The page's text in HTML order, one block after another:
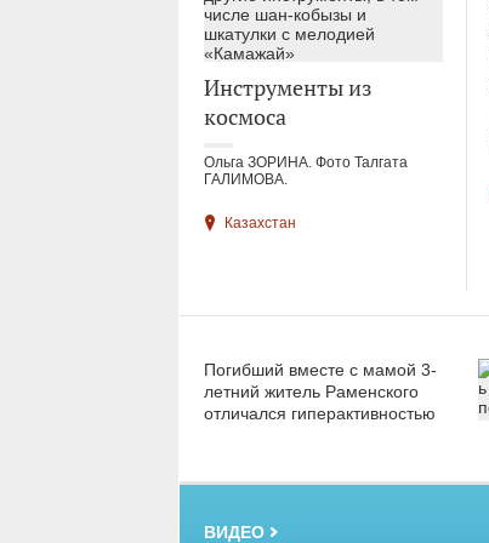
Инструменты из
космоса
Ольга ЗОРИНА. Фото Талгата
ГАЛИМОВА.
Казахстан
Погибший вместе с мамой 3-
летний житель Раменского
отличался гиперактивностью
ВИДЕО